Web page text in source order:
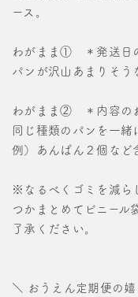
ース。
わがまま① ＊発送日
パンが沢山あまりそう
わがまま② ＊内容の
同じ種類のパンを一緒
例）あんぱん２個など
※なるべくゴミを減ら
つかまとめてビニール
了承ください。
＼ おうえん定期便の嬉